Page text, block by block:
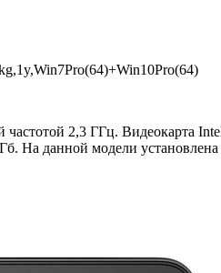
2,3 ГГц. Видеокарта
На данной модели